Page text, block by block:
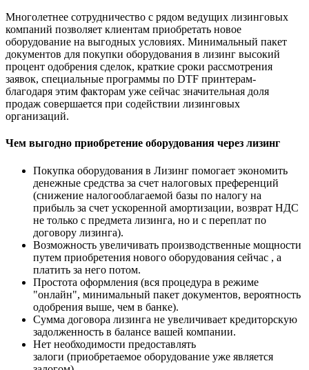
Многолетнее сотрудничество с рядом ведущих лизинговых
компаний позволяет клиентам приобретать новое
оборудование на выгодных условиях. Минимальный пакет
документов для покупки оборудования в лизинг высокий
процент одобрения сделок, краткие сроки рассмотрения
заявок, специальные программы по DTF принтерам-
благодаря этим факторам уже сейчас значительная доля
продаж совершается при содействии лизинговых
организаций.
Чем выгодно приобретение оборудования через лизинг
Покупка оборудования в Лизинг помогает экономить
денежные средства за счет налоговых преференций
(снижение налогооблагаемой базы по налогу на
прибыль за счет ускоренной амортизации, возврат НДС
не только с предмета лизинга, но и с переплат по
договору лизинга).
Возможность увеличивать производственные мощности
путем приобретения нового оборудования сейчас , а
платить за него потом.
Простота оформления (вся процедура в режиме
"онлайн", минимальный пакет документов, вероятность
одобрения выше, чем в банке).
Сумма договора лизинга не увеличивает кредиторскую
задолженность в балансе вашей компании.
Нет необходимости предоставлять
залоги (приобретаемое оборудование уже является